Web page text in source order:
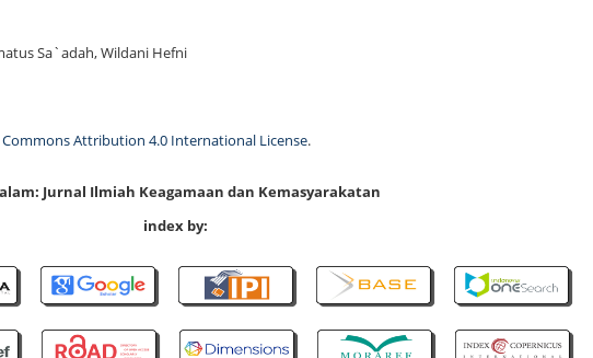
Sa`adah, Wildani Hefni
Commons Attribution 4.0 International License.
Jurnal Ilmiah Keagamaan dan Kemasyarakatan
index by: